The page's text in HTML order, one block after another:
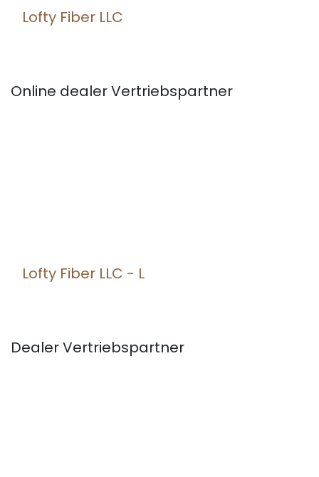
Lofty Fiber LLC
Online dealerVertriebspartner
Lofty Fiber LLC - L
DealerVertriebspartner